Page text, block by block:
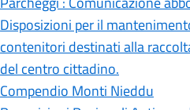
Disposizioni per il
contenitori destinati alla
del centro cittadino.
Compendio Monti Nieddu